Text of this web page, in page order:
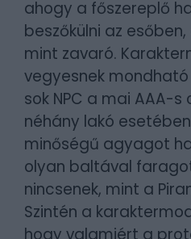
ahogy a főszereplő
beszőkülni az
mint zavaró.
vegyesnek
sok NPC a mai AAA-
néhány lakó
minőségű agyagot
olyan baltával
nincsenek, mint a
Szintén a
hogy valamiért a